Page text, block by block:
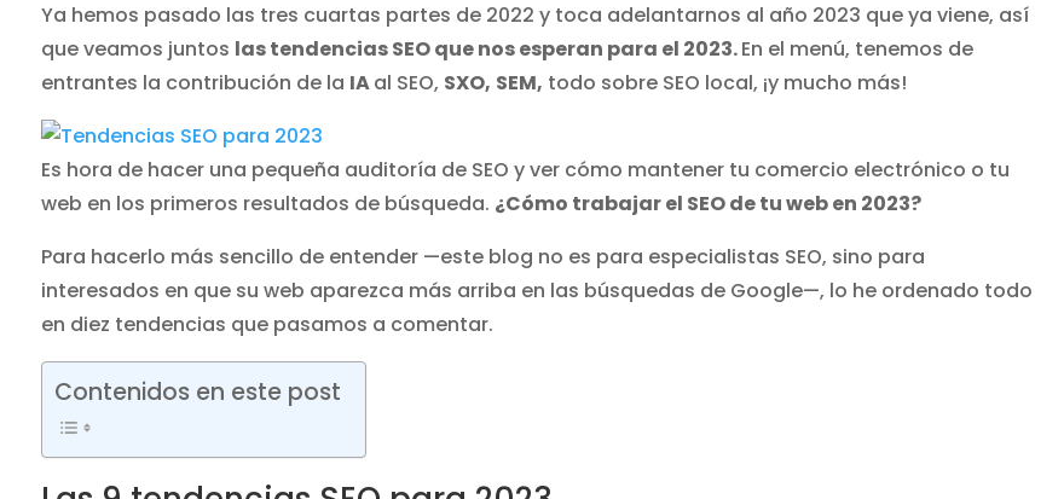
Ya hemos pasado las tres cuartas partes de 2022 y toca adelantarnos al año 2023 que ya viene, así
que veamos juntos las tendencias SEO que nos esperan para el 2023.En el menú, tenemos de
entrantes la contribución de la IAal SEO, SXO, SEM, todo sobre SEO local, ¡y mucho más!
Es hora de hacer una pequeña auditoría de SEO y ver cómo mantener tu comercio electrónico o tu
web en los primeros resultados de búsqueda. ¿Cómo trabajar el SEO de tu web en 2023?
Para hacerlo más sencillo de entender —este blog no es para especialistas SEO, sino para
interesados en que su web aparezca más arriba en las búsquedas de Google—, lo he ordenado todo
en diez tendencias que pasamos a comentar.
Contenidos en este post